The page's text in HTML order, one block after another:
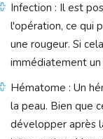
Infection : Il est
l'opération, ce qui
une rougeur. Si
immédiatement un
Hématome : Un
la peau. Bien que
développer après